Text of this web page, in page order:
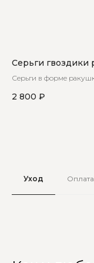
Серьги
Серьги в форме
2 800 ₽
Уход Оплата